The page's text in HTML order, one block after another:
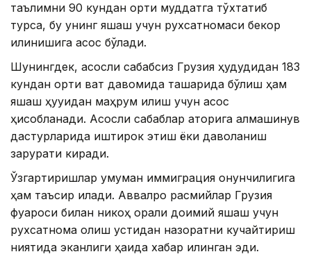
таълимни 90 кундан ортиқ муддатга тўхтатиб
турса, бу унинг яшаш учун рухсатномаси бекор
қилинишига асос бўлади.
Шунингдек, асосли сабабсиз Грузия ҳудудидан 183
кундан ортиқ вақт давомида ташқарида бўлиш ҳам
яшаш ҳуқуқидан маҳрум қилиш учун асос
ҳисобланади. Асосли сабаблар қаторига алмашинув
дастурларида иштирок этиш ёки даволаниш
зарурати киради.
Ўзгартиришлар умуман иммиграция қонунчилигига
ҳам таъсир қилади. Аввалроқ расмийлар Грузия
фуқароси билан никоҳ орқали доимий яшаш учун
рухсатнома олиш устидан назоратни кучайтириш
ниятида эканлиги ҳақида хабар қилинган эди.